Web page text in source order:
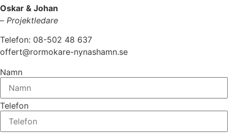
Oskar & Johan
– Projektledare
Telefon: 08-502 48 637
offert@rormokare-nynashamn.se
Namn
Telefon